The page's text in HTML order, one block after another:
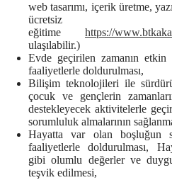
web tasarımı, içerik üretme,
ücretsiz
eğitime
https://
ulaşılabilir.)
Evde geçirilen zamanın
faaliyetlerle doldurulması,
Bilişim teknolojileri ile
çocuk ve gençlerin
destekleyecek aktivitelerle
sorumluluk almalarının
Hayatta var olan boşluğun
faaliyetlerle doldurulması,
gibi olumlu değerler ve
teşvik edilmesi,